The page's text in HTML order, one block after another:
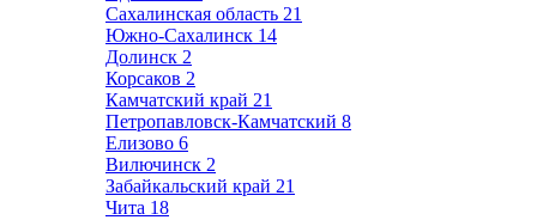
Сахалинская область 21
Южно-Сахалинск 14
Долинск 2
Корсаков 2
Камчатский край 21
Петропавловск-Камчатский 8
Елизово 6
Вилючинск 2
Забайкальский край 21
Чита 18